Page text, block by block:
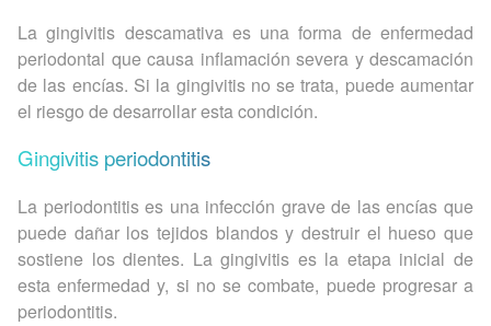
La gingivitis descamativa es una forma de enfermedad
periodontal que causa inflamación severa y descamación
de las encías. Si la gingivitis no se trata, puede aumentar
el riesgo de desarrollar esta condición.
Gingivitis periodontitis
La periodontitis es una infección grave de las encías que
puede dañar los tejidos blandos y destruir el hueso que
sostiene los dientes. La gingivitis es la etapa inicial de
esta enfermedad y, si no se combate, puede progresar a
periodontitis.